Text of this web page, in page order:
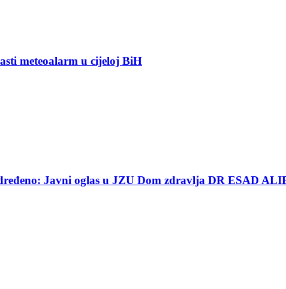
meteoalarm u cijeloj BiH
Javni oglas u JZU Dom zdravlja DR ESAD